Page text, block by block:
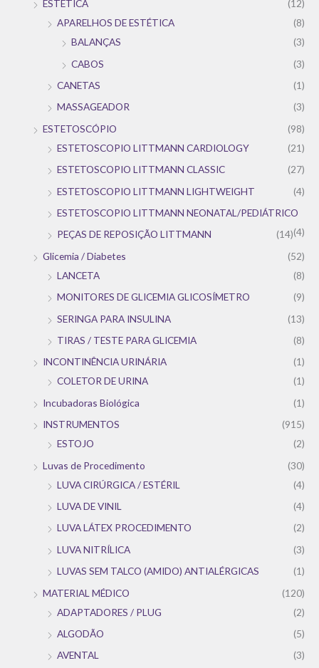
ESTÉTICA
(12)
APARELHOS DE ESTÉTICA
(8)
BALANÇAS
(3)
CABOS
(3)
CANETAS
(1)
MASSAGEADOR
(3)
ESTETOSCÓPIO
(98)
ESTETOSCOPIO LITTMANN CARDIOLOGY
(21)
ESTETOSCOPIO LITTMANN CLASSIC
(27)
ESTETOSCOPIO LITTMANN LIGHTWEIGHT
(4)
ESTETOSCOPIO LITTMANN NEONATAL/PEDIÁTRICO
(4)
PEÇAS DE REPOSIÇÃO LITTMANN
(14)
Glicemia / Diabetes
(52)
LANCETA
(8)
MONITORES DE GLICEMIA GLICOSÍMETRO
(9)
SERINGA PARA INSULINA
(13)
TIRAS / TESTE PARA GLICEMIA
(8)
INCONTINÊNCIA URINÁRIA
(1)
COLETOR DE URINA
(1)
Incubadoras Biológica
(1)
INSTRUMENTOS
(915)
ESTOJO
(2)
Luvas de Procedimento
(30)
LUVA CIRÚRGICA / ESTÉRIL
(4)
LUVA DE VINIL
(4)
LUVA LÁTEX PROCEDIMENTO
(2)
LUVA NITRÍLICA
(3)
LUVAS SEM TALCO (AMIDO) ANTIALÉRGICAS
(1)
MATERIAL MÉDICO
(120)
ADAPTADORES / PLUG
(2)
ALGODÃO
(5)
AVENTAL
(3)